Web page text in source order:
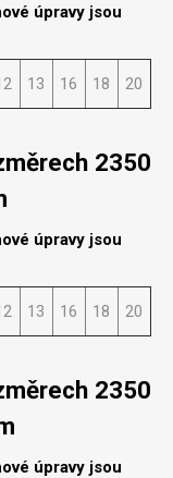
úpravy jsou
13 16 18 20
2350
úpravy jsou
13 16 18 20
2350
úpravy jsou